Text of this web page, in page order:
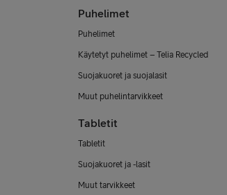
Puhelimet
Puhelimet
Käytetyt puhelimet – Telia Recycled
Suojakuoret ja suojalasit
Muut puhelintarvikkeet
Tabletit
Tabletit
Suojakuoret ja -lasit
Muut tarvikkeet